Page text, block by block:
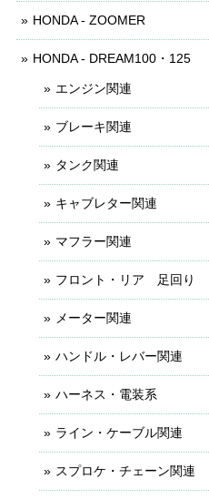
HONDA - ZOOMER
HONDA - DREAM100・125
エンジン関連
ブレーキ関連
タンク関連
キャブレター関連
マフラー関連
フロント・リア 足回り
メーター関連
ハンドル・レバー関連
ハーネス・電装系
ライン・ケーブル関連
スプロケ・チェーン関連